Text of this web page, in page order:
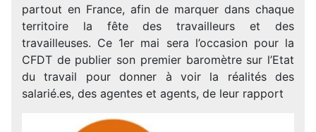
partout en France, afin de marquer dans chaque
territoire la fête des travailleurs et des
travailleuses. Ce 1er mai sera l’occasion pour la
CFDT de publier son premier baromètre sur l’Etat
du travail pour donner à voir la réalités des
salarié.es, des agentes et agents, de leur rapport